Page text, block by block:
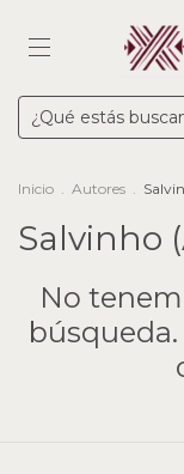
Inicio . Autores .
Salvinho
No